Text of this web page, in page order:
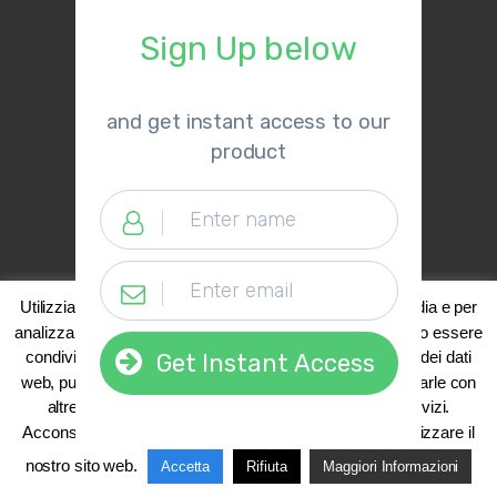
Sign Up below
​and get instant access to our
product
Get Instant Access
Utilizziamo i cookie per fornire funzionalità dei social media e per
analizzare il nostro traffico. Alcune informazioni potrebbero essere
condivide con i nostri partner che si occupano di analisi dei dati
web, pubblicità e social media, i quali potrebbero combinarle con
altre informazioni raccolte dal suo utilizzo dei loro servizi.
Acconsenti ai nostri cookie se desideri continuare ad utilizzare il
nostro sito web.
Accetta Rifiuta Maggiori Informazioni